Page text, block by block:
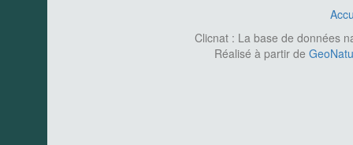
Clicnat : La base de données
Réalisé à partir de